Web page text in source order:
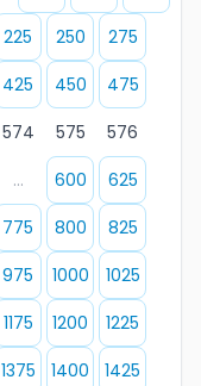
225 250
275
425 450
475
574 575
576
... 600
625
775 800
825
975 1000
1025
1175 1200
1225
1375 1400 1425